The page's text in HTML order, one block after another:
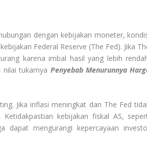
dengan kebijakan moneter,
Federal Reserve (The Fed). Jika
karena imbal hasil yang lebih
tukarnya Penyebab Menurunnya
Jika inflasi meningkat dan The Fed
kebijakan fiskal AS,
dapat mengurangi kepercayaan